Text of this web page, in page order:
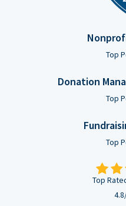
Top
Donation
Top
Top
Top